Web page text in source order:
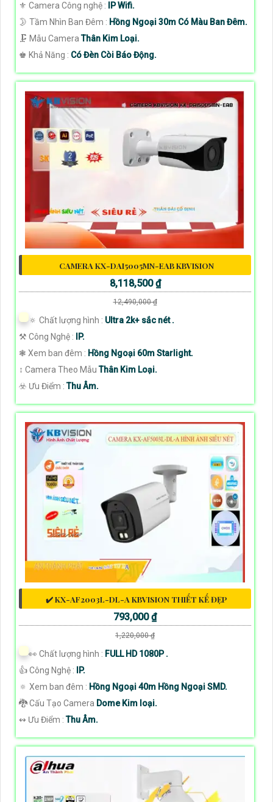
⚜️ Camera Công nghệ :
IP Wifi.
🌛 Tầm Nhìn Ban Đêm : Hồng Ngoại 30m Có Màu Ban Đêm.
🗜️ Mẫu CameraThân Kim Loại.
️♚ Khả Năng : Có Đèn Còi Báo Động.
CAMERA KX-DAI5005MN-EAB KBVISION
8,118,500 ₫
12,490,000 ₫
🔅 Chất lượng hình : Ultra 2k+ sắc nét .
⚒ Công Nghệ :
IP.
❃ Xem ban đêm : Hồng Ngoại 60m Starlight.
↕️ Camera Theo MẫuThân Kim Loại.
️☣️ Ưu Điểm :Thu Âm.
✔️ KX-AF2003L-DL-A KBVISION THIẾT KẾ ĐẸP
793,000 ₫
1,220,000 ₫
️👀 Chất lượng hình : FULL HD 1080P .
👍 Công Nghệ :
IP.
🔅 Xem ban đêm : Hồng Ngoại 40m Hồng Ngoại SMD.
🐉️ Cấu Tạo Camera Dome Kim loại.
️↭ Ưu Điểm :Thu Âm.